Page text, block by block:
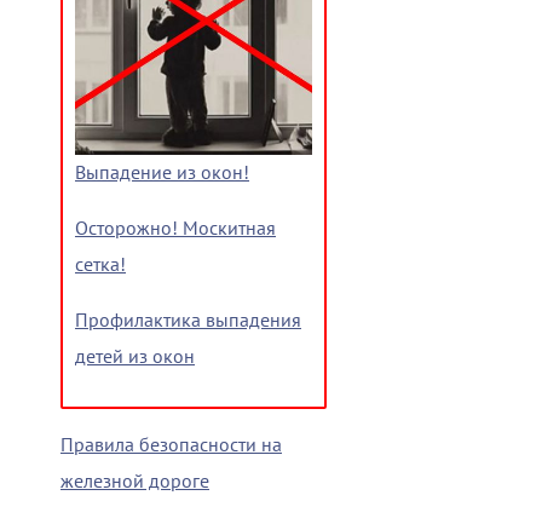
Выпадение из окон!
Осторожно! Москитная
сетка!
Профилактика выпадения
детей из окон
Правила безопасности на
железной дороге